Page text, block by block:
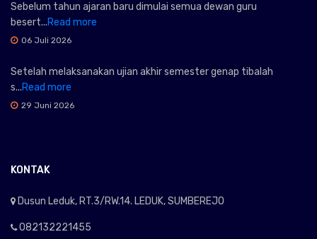
Sebelum tahun ajaran baru dimulai semua dewan guru
besert...Read more
06 Juli 2026
Setelah melaksanakan ujian akhir semester genap tibalah
s...Read more
29 Juni 2026
KONTAK
Dusun Leduk, RT.3/RW.14. LEDUK, SUMBEREJO
082132221455